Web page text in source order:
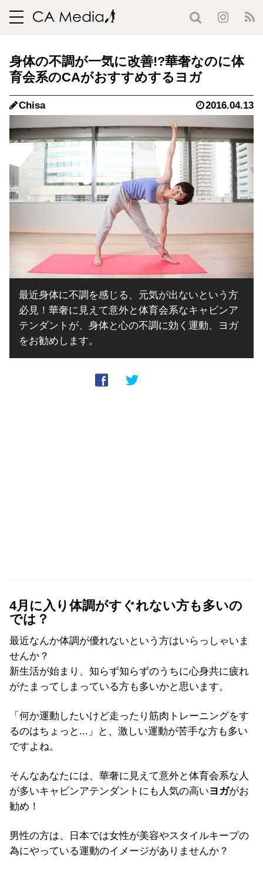
toggle
身体の不調が一気に改善!?華奢なのに体
育会系のCAがおすすめするヨガ
Chisa 2016.04.13
最近身体に不調を感じる、元気が出ないという方
必見！華奢に見えて意外と体育会系なキャビンア
テンダントが、身体と心の不調に効く運動、ヨガ
をお勧めします。
4月に入り体調がすぐれない方も多いの
では？
最近なんか体調が優れないという方はいらっしゃいま
せんか？
新生活が始まり、知らず知らずのうちに心身共に疲れ
がたまってしまっている方も多いかと思います。
「何か運動したいけど走ったり筋肉トレーニングをす
るのはちょっと...」と、激しい運動が苦手な方も多い
ですよね。
そんなあなたには、華奢に見えて意外と体育会系な人
が多いキャビンアテンダントにも人気の高いヨガがお
勧め！
男性の方は、日本では女性が美容やスタイルキープの
為にやっている運動のイメージがありませんか？